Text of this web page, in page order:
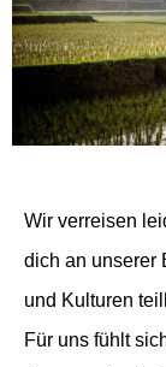
Wir verreisen
dich an unserer
und Kulturen
Für uns fühlt